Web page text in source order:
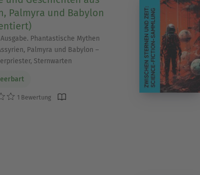
Palmyra und Babylon
Phantastische Mythen
Palmyra und Babylon –
Sternwarten
1 Bewertung